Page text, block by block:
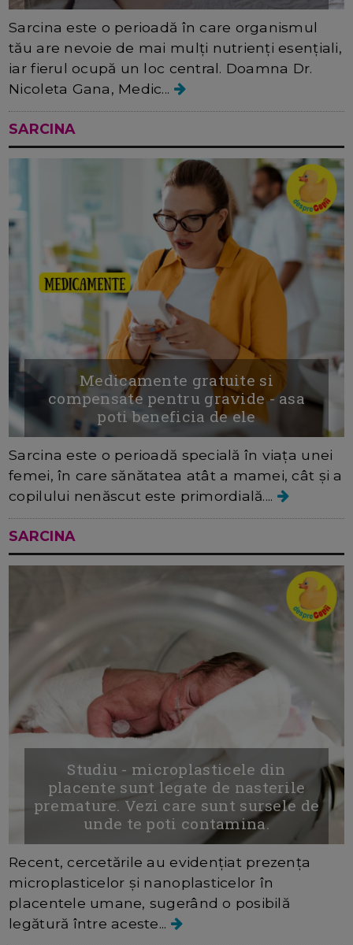
Sarcina este o perioadă în care organismul
tău are nevoie de mai mulți nutrienți esențiali,
iar fierul ocupă un loc central. Doamna Dr.
Nicoleta Gana, Medic...
SARCINA
Medicamente gratuite si
compensate pentru gravide - asa
poti beneficia de ele
Sarcina este o perioadă specială în viața unei
femei, în care sănătatea atât a mamei, cât și a
copilului nenăscut este primordială....
SARCINA
Studiu - microplasticele din
placente sunt legate de nasterile
premature. Vezi care sunt sursele de
unde te poti contamina.
Recent, cercetările au evidențiat prezența
microplasticelor și nanoplasticelor în
placentele umane, sugerând o posibilă
legătură între aceste...